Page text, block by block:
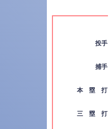
投手
捕手
本 塁 打
三 塁 打